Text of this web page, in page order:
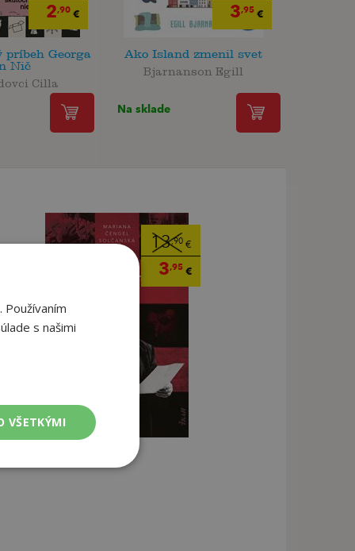
2,90 €
príbeh Georga
Nič
Cilla
3,95 €
Ako Island zmenil svet
Bjarnanson Egill
Na sklade
13,90 €
3,95 €
s našimi
VŠETKÝMI